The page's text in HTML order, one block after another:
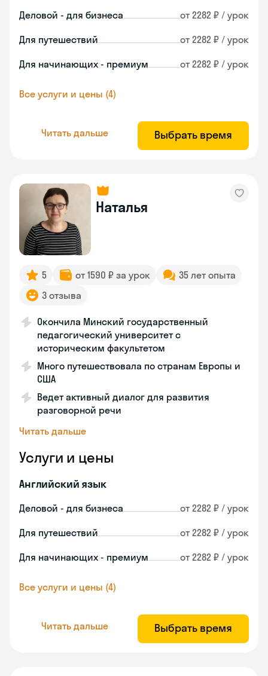
Деловой - для бизнеса от 2282 ₽ / урок
Для путешествий от 2282 ₽ / урок
Для начинающих - премиум от 2282 ₽ / урок
Все услуги и цены (4)
Читать дальше Выбрать время
Наталья
5 от 1590 ₽ за урок
35 лет опыта
3 отзыва
Окончила Минский государственный
педагогический университет с
историческим факультетом
Много путешествовала по странам Европы и
США
Ведет активный диалог для развития
разговорной речи
Читать дальше
Услуги и цены
Английский язык
Деловой - для бизнеса от 2282 ₽ / урок
Для путешествий от 2282 ₽ / урок
Для начинающих - премиум от 2282 ₽ / урок
Все услуги и цены (4)
Читать дальше Выбрать время